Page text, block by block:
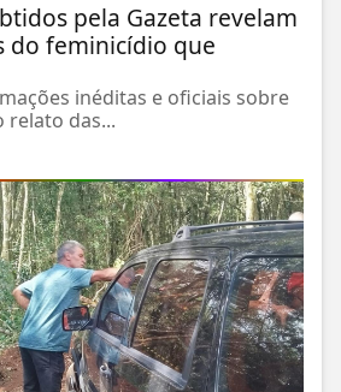
pela Gazeta revelam
do feminicídio que
inéditas e oficiais sobre
relato das...